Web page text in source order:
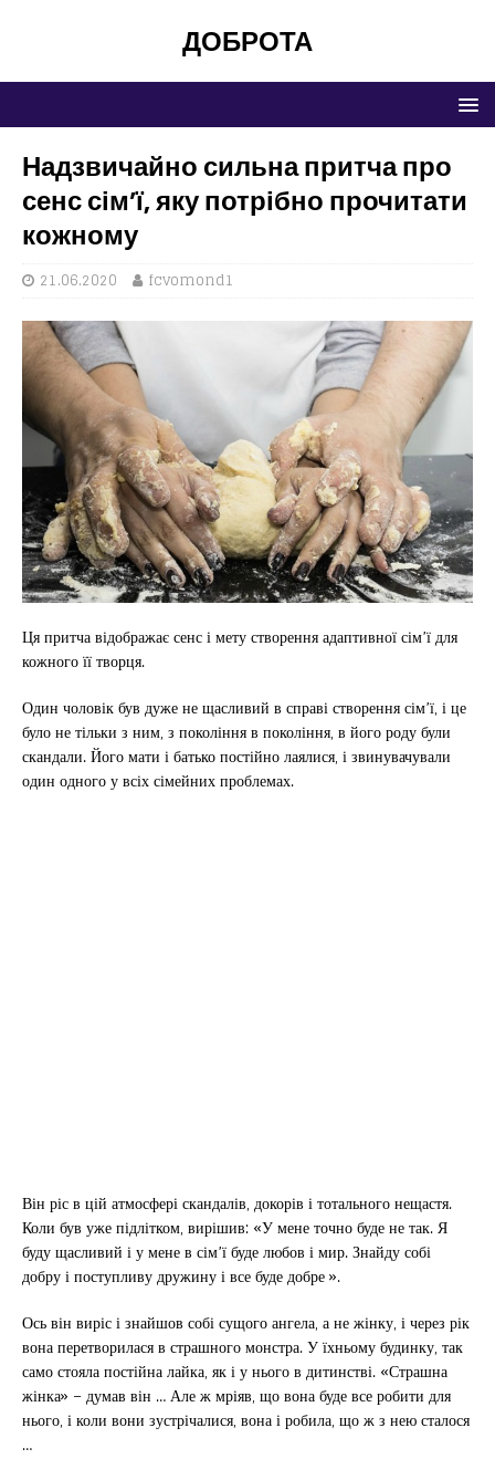
ДОБРОТА
Надзвичайно сильна притча про
сенс сім’ї, яку потрібно прочитати
кожному
21.06.2020 fcvomond1
Ця притча відображає сенс і мету створення адаптивної сім’ї для
кожного її творця.
Один чоловік був дуже не щасливий в справі створення сім’ї, і це
було не тільки з ним, з покоління в покоління, в його роду були
скандали. Його мати і батько постійно лаялися, і звинувачували
один одного у всіх сімейних проблемах.
Він ріс в цій атмосфері скандалів, докорів і тотального нещастя.
Коли був уже підлітком, вирішив: «У мене точно буде не так. Я
буду щасливий і у мене в сім’ї буде любов і мир. Знайду собі
добру і поступливу дружину і все буде добре ».
Ось він виріс і знайшов собі сущого ангела, а не жінку, і через рік
вона перетворилася в страшного монстра. У їхньому будинку, так
само стояла постійна лайка, як і у нього в дитинстві. «Страшна
жінка» – думав він … Але ж мріяв, що вона буде все робити для
нього, і коли вони зустрічалися, вона і робила, що ж з нею сталося
…